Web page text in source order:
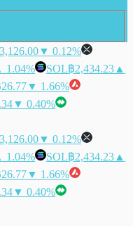
▼ 0.12%
1.04% SOL฿2,434.23 ▲
▼ 1.66%
▼ 0.40%
▼ 0.12%
1.04% SOL฿2,434.23 ▲
▼ 1.66%
▼ 0.40%